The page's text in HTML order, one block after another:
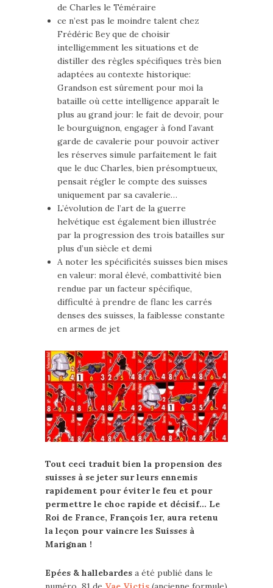
de Charles le Téméraire
ce n’est pas le moindre talent chez
Frédéric Bey que de choisir
intelligemment les situations et de
distiller des règles spécifiques très bien
adaptées au contexte historique:
Grandson est sûrement pour moi la
bataille où cette intelligence apparaît le
plus au grand jour: le fait de devoir, pour
le bourguignon, engager à fond l’avant
garde de cavalerie pour pouvoir activer
les réserves simule parfaitement le fait
que le duc Charles, bien présomptueux,
pensait régler le compte des suisses
uniquement par sa cavalerie…
L’évolution de l’art de la guerre
helvétique est également bien illustrée
par la progression des trois batailles sur
plus d’un siècle et demi
A noter les spécificités suisses bien mises
en valeur: moral élevé, combattivité bien
rendue par un facteur spécifique,
difficulté à prendre de flanc les carrés
denses des suisses, la faiblesse constante
en armes de jet
Tout ceci traduit bien la propension des
suisses à se jeter sur leurs ennemis
rapidement pour éviter le feu et pour
permettre le choc rapide et décisif… Le
Roi de France, François 1er, aura retenu
la leçon pour vaincre les Suisses à
Marignan !
Epées & hallebardes a été publié dans le